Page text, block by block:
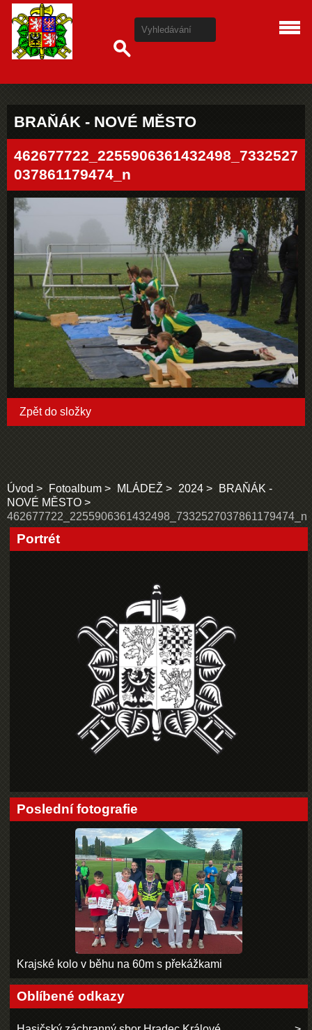
BRAŇÁK - NOVÉ MĚSTO
462677722_2255906361432498_7332527
037861179474_n
Zpět do složky
Úvod Fotoalbum MLÁDEŽ 2024
BRAŇÁK -
NOVÉ MĚSTO
462677722_2255906361432498_7332527037861179474_n
Portrét
Poslední fotografie
Krajské kolo v běhu na 60m s překážkami
Oblíbené odkazy